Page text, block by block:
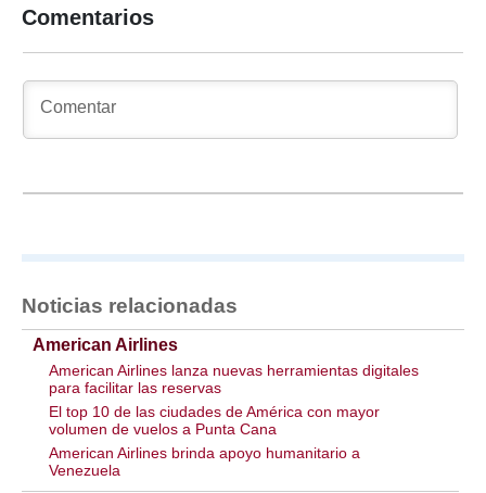
Comentarios
Noticias relacionadas
American Airlines
American Airlines lanza nuevas herramientas digitales
para facilitar las reservas
El top 10 de las ciudades de América con mayor
volumen de vuelos a Punta Cana
American Airlines brinda apoyo humanitario a
Venezuela